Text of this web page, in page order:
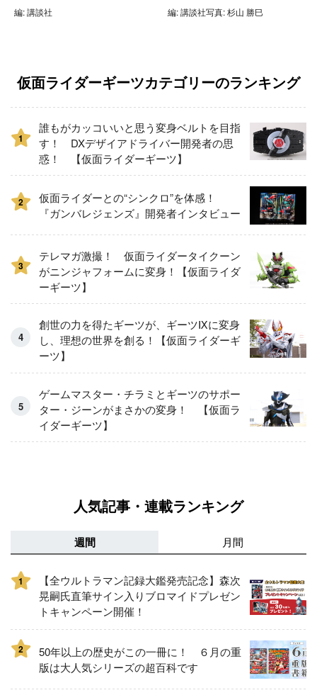
編: 講談社 編: 講談社写真: 杉山 勝巳
仮面ライダーギーツカテゴリーのランキング
1
誰もがカッコいいと思う変身ベルトを目指
す！ DXデザイアドライバー開発者の思
惑！ 【仮面ライダーギーツ】
2
仮面ライダーとの“シンクロ”を体感！
『ガンバレジェンズ』開発者インタビュー
3
テレマガ激撮！ 仮面ライダータイクーン
がニンジャフォームに変身！【仮面ライダ
ーギーツ】
創世の力を得たギーツが、ギーツⅨに変身
し、理想の世界を創る！【仮面ライダーギ
ーツ】
ゲームマスター・チラミとギーツのサポー
ター・ジーンがまさかの変身！ 【仮面ラ
イダーギーツ】
人気記事・連載ランキング
週間 月間
1
【全ウルトラマン記録大鑑発売記念】森次
晃嗣氏直筆サイン入りブロマイドプレゼン
トキャンペーン開催！
2
50年以上の歴史がこの一冊に！ ６月の重
版は大人気シリーズの超百科です